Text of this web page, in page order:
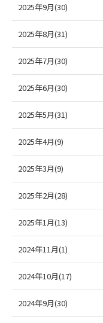
2025年9月(30)
2025年8月(31)
2025年7月(30)
2025年6月(30)
2025年5月(31)
2025年4月(9)
2025年3月(9)
2025年2月(28)
2025年1月(13)
2024年11月(1)
2024年10月(17)
2024年9月(30)